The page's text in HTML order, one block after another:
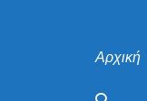
Αρχική